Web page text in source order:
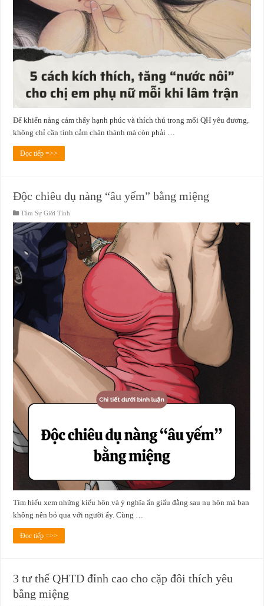
Để khiến nàng cảm thấy hạnh phúc và thích thú trong mối QH yêu đương,
không chỉ cần tình cảm chân thành mà còn phải …
Đọc tiếp =>>
Độc chiêu dụ nàng “âu yếm” bằng miệng
Tâm Sự Giới Tính
Tìm hiểu xem những kiểu hôn và ý nghĩa ẩn giấu đằng sau nụ hôn mà bạn
không nên bỏ qua với người ấy. Cùng …
Đọc tiếp =>>
3 tư thế QHTD đỉnh cao cho cặp đôi thích yêu
bằng miệng